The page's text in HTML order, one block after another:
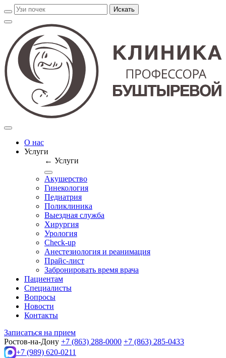
О нас
Услуги
← Услуги
Акушерство
Гинекология
Педиатрия
Поликлиника
Выездная служба
Хирургия
Урология
Check-up
Анестезиология и реанимация
Прайс-лист
Забронировать время врача
Пациентам
Специалисты
Вопросы
Новости
Контакты
Записаться на прием
Ростов-на-Дону +7 (863) 288-0000 +7 (863) 285-0433
+7 (989) 620-0211